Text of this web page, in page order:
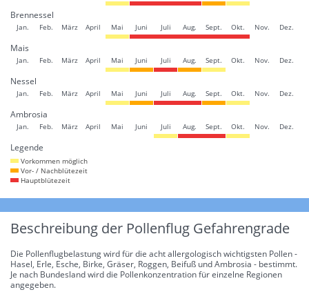
Brennessel
Jan. Feb. März April Mai Juni Juli Aug. Sept. Okt. Nov. Dez.
Mais
Jan. Feb. März April Mai Juni Juli Aug. Sept. Okt. Nov. Dez.
Nessel
Jan. Feb. März April Mai Juni Juli Aug. Sept. Okt. Nov. Dez.
Ambrosia
Jan. Feb. März April Mai Juni Juli Aug. Sept. Okt. Nov. Dez.
Legende
Vorkommen möglich
Vor- / Nachblütezeit
Hauptblütezeit
Beschreibung der Pollenflug Gefahrengrade
Die Pollenflugbelastung wird für die acht allergologisch wichtigsten Pollen -
Hasel, Erle, Esche, Birke, Gräser, Roggen, Beifuß und Ambrosia - bestimmt.
Je nach Bundesland wird die Pollenkonzentration für einzelne Regionen
angegeben.